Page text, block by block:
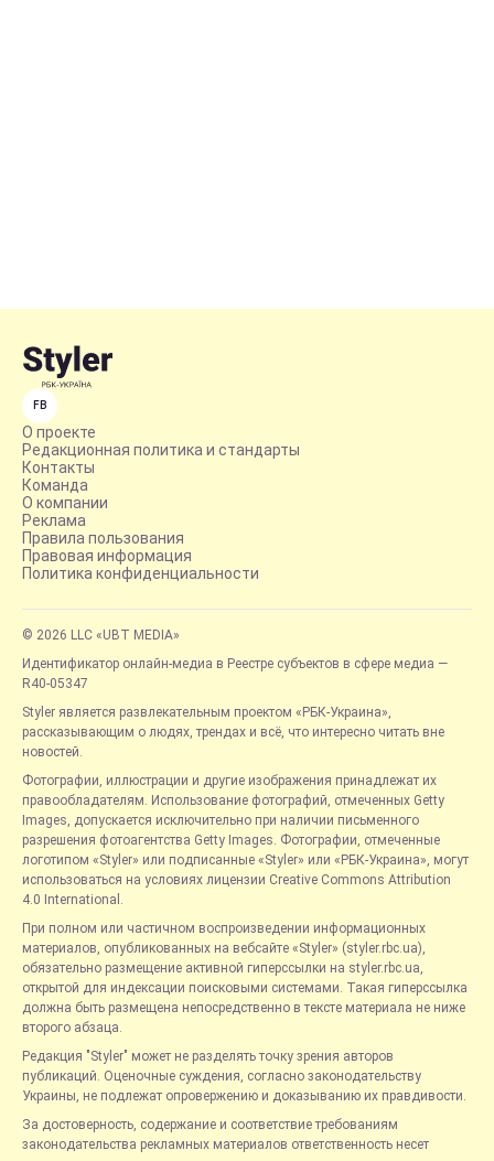
FB
О проекте
Редакционная политика и стандарты
Контакты
Команда
О компании
Реклама
Правила пользования
Правовая информация
Политика конфиденциальности
© 2026 LLC «UBT MEDIA»
Идентификатор онлайн-медиа в Реестре субъектов в сфере медиа —
R40-05347
Styler является развлекательным проектом «РБК-Украина»,
рассказывающим о людях, трендах и всё, что интересно читать вне
новостей.
Фотографии, иллюстрации и другие изображения принадлежат их
правообладателям. Использование фотографий, отмеченных Getty
Images, допускается исключительно при наличии письменного
разрешения фотоагентства Getty Images. Фотографии, отмеченные
логотипом «Styler» или подписанные «Styler» или «РБК-Украина», могут
использоваться на условиях лицензии Creative Commons Attribution
4.0 International.
При полном или частичном воспроизведении информационных
материалов, опубликованных на вебсайте «Styler» (styler.rbc.ua),
обязательно размещение активной гиперссылки на styler.rbc.ua,
открытой для индексации поисковыми системами. Такая гиперссылка
должна быть размещена непосредственно в тексте материала не ниже
второго абзаца.
Редакция "Styler" может не разделять точку зрения авторов
публикаций. Оценочные суждения, согласно законодательству
Украины, не подлежат опровержению и доказыванию их правдивости.
За достоверность, содержание и соответствие требованиям
законодательства рекламных материалов ответственность несет